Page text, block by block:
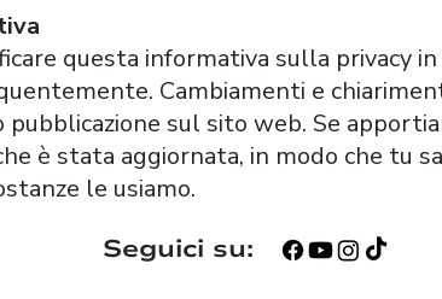
questa informativa sulla privacy
Cambiamenti e
sul sito web. Se
è stata aggiornata, in modo che tu
le usiamo.
Seguici su: